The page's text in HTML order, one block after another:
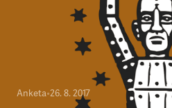
Anketa•26. 8. 2017